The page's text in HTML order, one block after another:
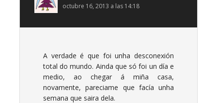
octubre 16, 2013 a las 14:18
A verdade é que foi unha desconexión
total do mundo. Ainda que só foi un día e
medio, ao chegar á miña casa,
novamente, pareciame que facía unha
semana que saira dela.